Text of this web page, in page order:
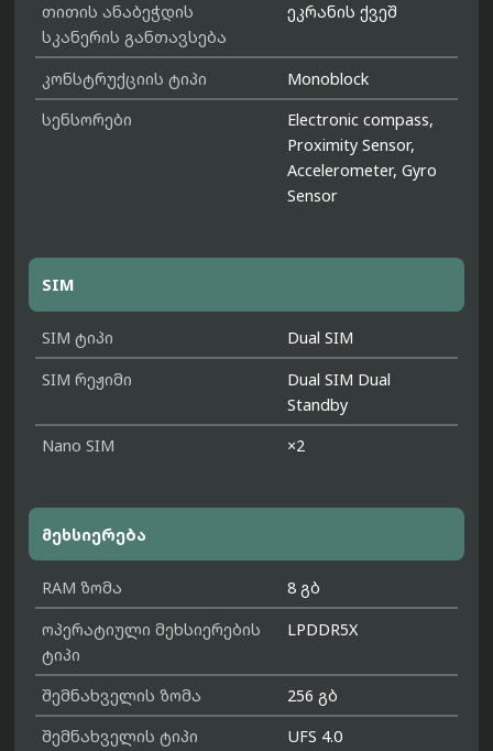
თითის ანაბეჭდის
სკანერის განთავსება
ეკრანის ქვეშ
კონსტრუქციის ტიპი
Monoblock
სენსორები
Electronic compass,
Proximity Sensor,
Accelerometer, Gyro
Sensor
SIM
SIM ტიპი
Dual SIM
SIM რეჟიმი
Dual SIM Dual
Standby
Nano SIM
×2
მეხსიერება
RAM ზომა
8 გბ
ოპერატიული მეხსიერების
ტიპი
LPDDR5X
შემნახველის ზომა
256 გბ
შემნახველის ტიპი
UFS 4.0